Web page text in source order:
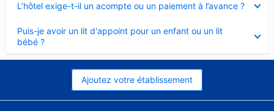
L’hôtel exige-t-il un acompte ou un paiement à l’avance ?
fermé
Puis-je avoir un lit d'appoint pour un enfant ou un lit
bébé ?
fermé
Ajoutez votre établissement